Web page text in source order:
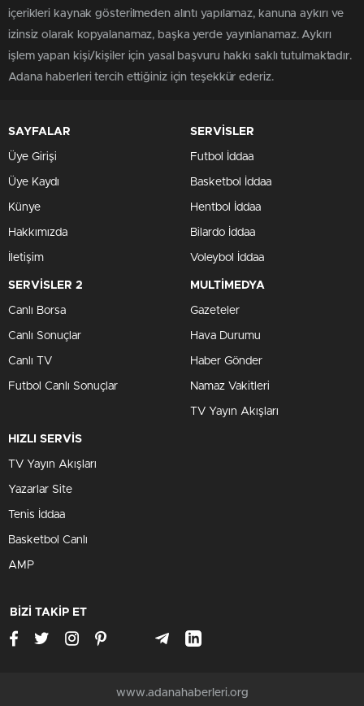
içerikleri kaynak gösterilmeden alıntı yapılamaz, kanuna aykırı ve
izinsiz olarak kopyalanamaz, başka yerde yayınlanamaz. Aykırı
işlem yapan kişi/kişiler için yasal başvuru hakkı saklı tutulmaktadır.
Adana haberleri tercih ettiğiniz için teşekkür ederiz.
SAYFALAR
Üye Girişi
Üye Kaydı
Künye
Hakkımızda
İletişim
SERVİSLER
Futbol İddaa
Basketbol İddaa
Hentbol İddaa
Bilardo İddaa
Voleybol İddaa
SERVİSLER 2
Canlı Borsa
Canlı Sonuçlar
Canlı TV
Futbol Canlı Sonuçlar
MULTİMEDYA
Gazeteler
Hava Durumu
Haber Gönder
Namaz Vakitleri
TV Yayın Akışları
HIZLI SERVİS
TV Yayın Akışları
Yazarlar Site
Tenis İddaa
Basketbol Canlı
AMP
BİZİ TAKİP ET
www.adanahaberleri.org